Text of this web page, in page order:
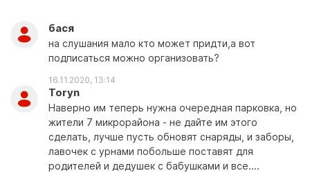
бася
на слушания мало кто может придти,а вот
подписаться можно организовать?
16.11.2020, 13:14
Toryn
Наверно им теперь нужна очередная парковка, но
жители 7 микрорайона - не дайте им этого
сделать, лучше пусть обновят снаряды, и заборы,
лавочек с урнами побольше поставят для
родителей и дедушек с бабушками и все....